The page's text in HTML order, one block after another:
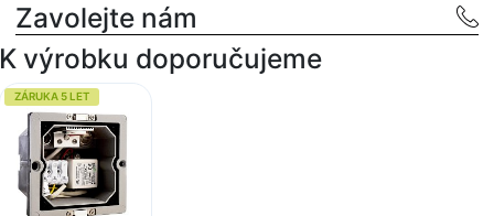
Zavolejte nám
K výrobku doporučujeme
ZÁRUKA 5 LET